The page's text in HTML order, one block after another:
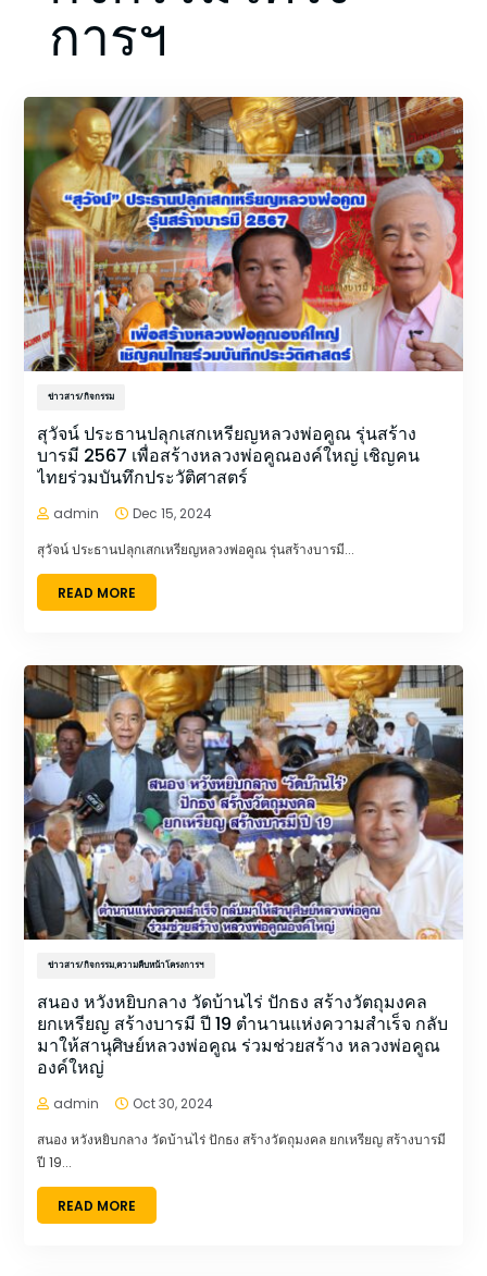
การฯ
ข่าวสาร/กิจกรรม
สุวัจน์ ประธานปลุกเสกเหรียญหลวงพ่อคูณ รุ่นสร้าง
บารมี 2567 เพื่อสร้างหลวงพ่อคูณองค์ใหญ่ เชิญคน
ไทยร่วมบันทึกประวัติศาสตร์
 admin  Dec 15, 2024
สุวัจน์ ประธานปลุกเสกเหรียญหลวงพ่อคูณ รุ่นสร้างบารมี...
READ MORE
ข่าวสาร/กิจกรรม,ความคืบหน้าโครงการฯ
สนอง หวังหยิบกลาง วัดบ้านไร่ ปักธง สร้างวัตถุมงคล
ยกเหรียญ สร้างบารมี ปี 19 ตำนานแห่งความสำเร็จ กลับ
มาให้สานุศิษย์หลวงพ่อคูณ ร่วมช่วยสร้าง หลวงพ่อคูณ
องค์ใหญ่
 admin  Oct 30, 2024
สนอง หวังหยิบกลาง วัดบ้านไร่ ปักธง สร้างวัตถุมงคล ยกเหรียญ สร้างบารมี
ปี 19...
READ MORE